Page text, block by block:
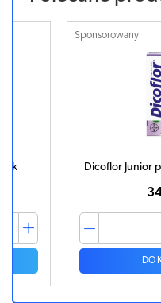
Sponsorowany
Dicoflor Junior
DO